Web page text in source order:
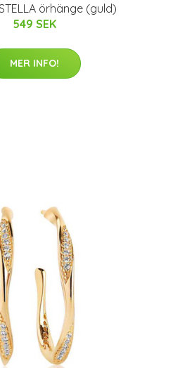
örhänge (guld)
549 SEK
MER INFO!